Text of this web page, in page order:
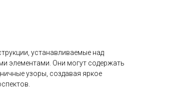
устанавливаемые над
элементами. Они могут содержать
узоры, создавая яркое